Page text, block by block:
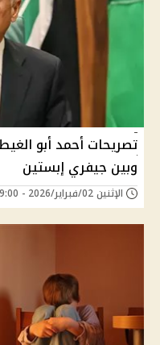
تصريحات أحمد أبو
وبين جيفري إبستين
الإثنين 02/فبراير/2026 - 09:00 م